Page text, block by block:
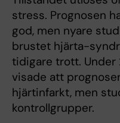
stress. Prognosen
god, men nyare
brustet hjärta-
tidigare trott. Under
visade att
hjärtinfarkt, men
kontrollgrupper.